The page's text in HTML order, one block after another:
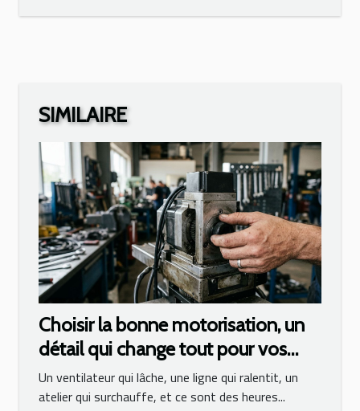
SIMILAIRE
Choisir la bonne motorisation, un
détail qui change tout pour vos
équipements
Un ventilateur qui lâche, une ligne qui ralentit, un
atelier qui surchauffe, et ce sont des heures...